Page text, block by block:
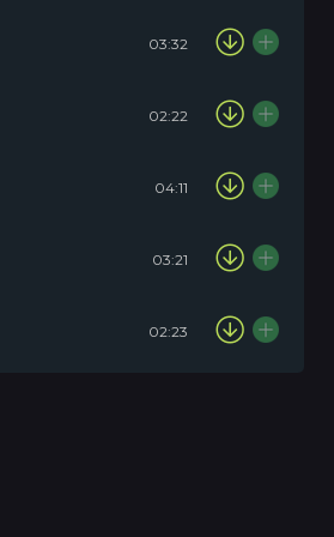
03:32
02:22
04:11
03:21
02:23